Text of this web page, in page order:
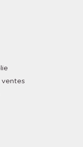
ventes